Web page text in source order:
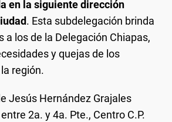
en la siguiente dirección
. Esta subdelegación brinda
a los de la Delegación Chiapas,
y quejas de los
región.
Jesús Hernández Grajales
2a. y 4a. Pte., Centro C.P.